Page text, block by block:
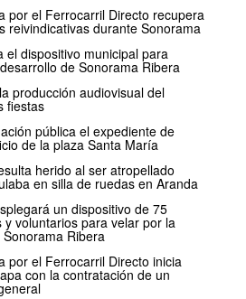
por el Ferrocarril Directo recupera
reivindicativas durante Sonorama
el dispositivo municipal para
de Sonorama Ribera
producción audiovisual del
fiestas
pública el expediente de
de la plaza Santa María
herido al ser atropellado
en silla de ruedas en Aranda
un dispositivo de 75
y voluntarios para velar por la
Ribera
por el Ferrocarril Directo inicia
con la contratación de un